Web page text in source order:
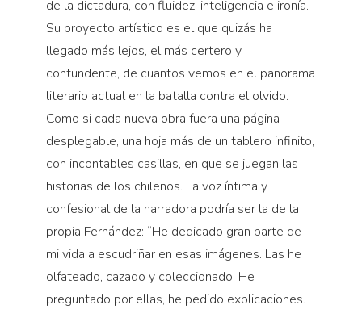
de la dictadura, con fluidez, inteligencia e ironía.
Su proyecto artístico es el que quizás ha
llegado más lejos, el más certero y
contundente, de cuantos vemos en el panorama
literario actual en la batalla contra el olvido.
Como si cada nueva obra fuera una página
desplegable, una hoja más de un tablero infinito,
con incontables casillas, en que se juegan las
historias de los chilenos. La voz íntima y
confesional de la narradora podría ser la de la
propia Fernández: “He dedicado gran parte de
mi vida a escudriñar en esas imágenes. Las he
olfateado, cazado y coleccionado. He
preguntado por ellas, he pedido explicaciones.